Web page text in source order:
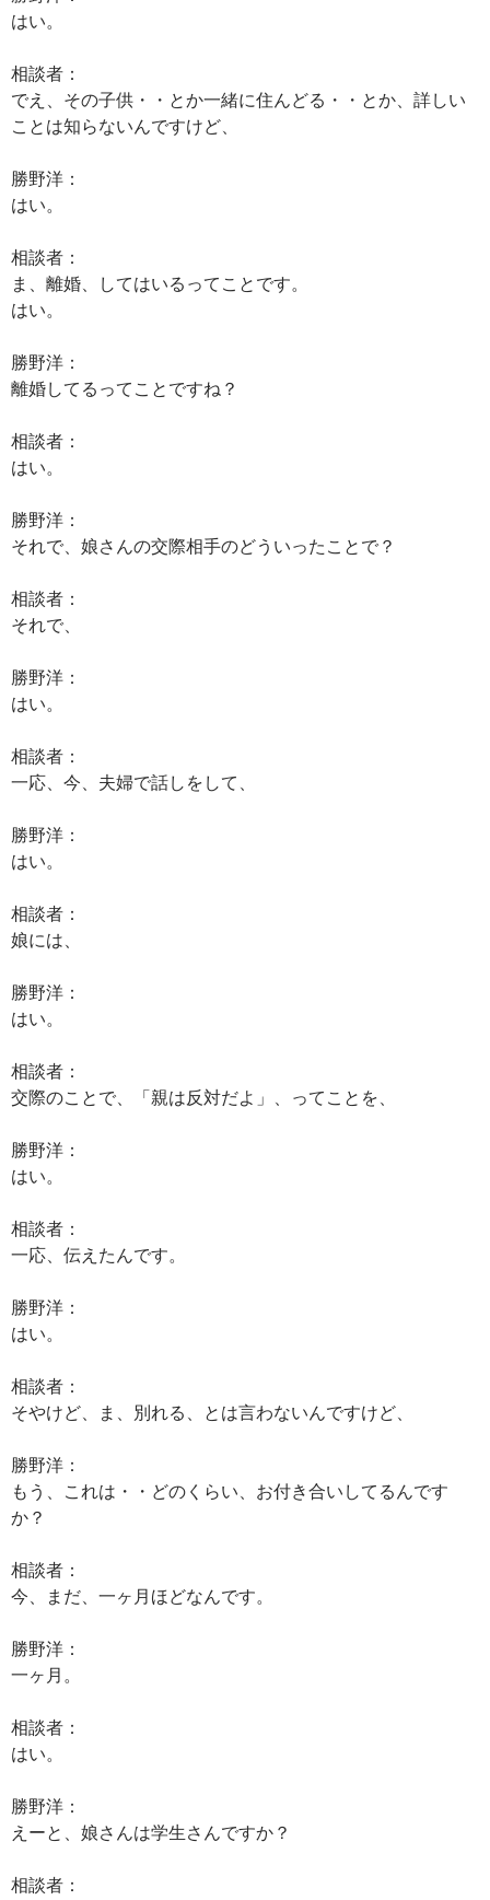
はい。
相談者：
でえ、その子供・・とか一緒に住んどる・・とか、詳しい
ことは知らないんですけど、
勝野洋：
はい。
相談者：
ま、離婚、してはいるってことです。
はい。
勝野洋：
離婚してるってことですね？
相談者：
はい。
勝野洋：
それで、娘さんの交際相手のどういったことで？
相談者：
それで、
勝野洋：
はい。
相談者：
一応、今、夫婦で話しをして、
勝野洋：
はい。
相談者：
娘には、
勝野洋：
はい。
相談者：
交際のことで、「親は反対だよ」、ってことを、
勝野洋：
はい。
相談者：
一応、伝えたんです。
勝野洋：
はい。
相談者：
そやけど、ま、別れる、とは言わないんですけど、
勝野洋：
もう、これは・・どのくらい、お付き合いしてるんです
か？
相談者：
今、まだ、一ヶ月ほどなんです。
勝野洋：
一ヶ月。
相談者：
はい。
勝野洋：
えーと、娘さんは学生さんですか？
相談者：